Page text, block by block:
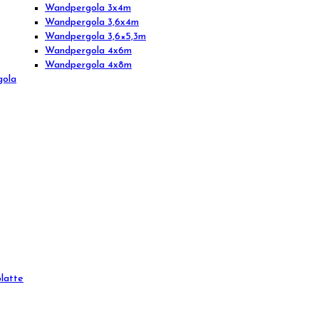
Wandpergola 3x4m
Wandpergola 3,6x4m
Wandpergola 3,6×5,3m
Wandpergola 4x6m
Wandpergola 4x8m